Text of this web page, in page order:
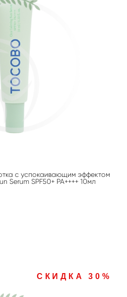
с успокаивающим эффектом
Serum SPF50+ PA++++ 10мл
СКИДКА 30%